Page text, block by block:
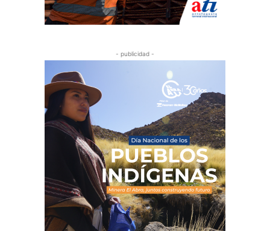
- publicidad -